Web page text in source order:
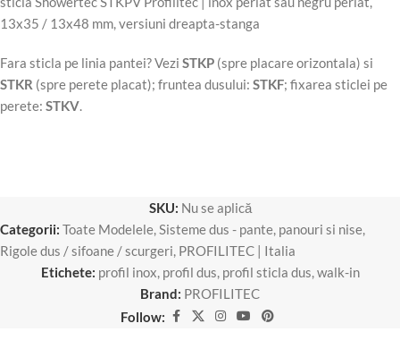
Fara sticla pe linia pantei? Vezi STKP (spre placare orizontala) si
STKR (spre perete placat); fruntea dusului: STKF; fixarea sticlei pe
perete: STKV.
SKU: Nu se aplică
Categorii: Toate Modelele,Sisteme dus - pante, panouri si nise,
Rigole dus / sifoane / scurgeri, PROFILITEC | Italia
Etichete: profil inox, profil dus, profil sticla dus,walk-in
Brand: PROFILITEC
Follow: